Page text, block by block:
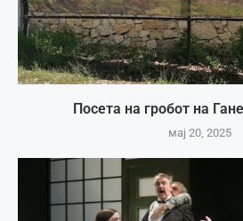
Посета на гробот на
мај 20, 2025